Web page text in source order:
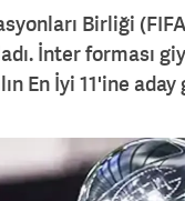
Birliği
İnter forması
En İyi 11'ine